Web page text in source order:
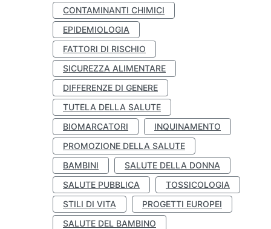
CONTAMINANTI CHIMICI
EPIDEMIOLOGIA
FATTORI DI RISCHIO
SICUREZZA ALIMENTARE
DIFFERENZE DI GENERE
TUTELA DELLA SALUTE
BIOMARCATORI
INQUINAMENTO
PROMOZIONE DELLA SALUTE
BAMBINI
SALUTE DELLA DONNA
SALUTE PUBBLICA
TOSSICOLOGIA
STILI DI VITA
PROGETTI EUROPEI
SALUTE DEL BAMBINO